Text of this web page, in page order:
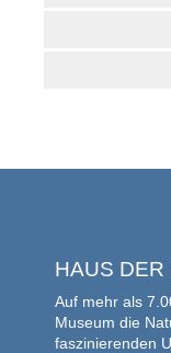
HAUS DER
Auf mehr als
Museum die
faszinierenden